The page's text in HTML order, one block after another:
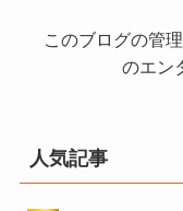
このブログの管
のエン
人気記事